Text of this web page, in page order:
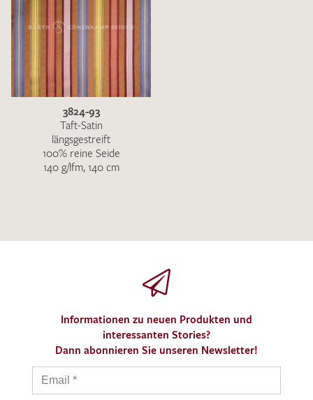
3824-93
Taft-Satin
längsgestreift
100% reine Seide
140 g/lfm, 140 cm
Informationen zu neuen Produkten und
interessanten Stories?
Dann abonnieren Sie unseren Newsletter!